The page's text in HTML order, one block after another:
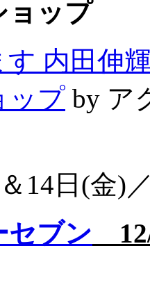
ョップ
す 内田伸
ップ by ア
14日(金)
セブン